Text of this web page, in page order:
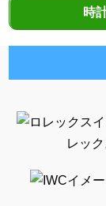
時
レック